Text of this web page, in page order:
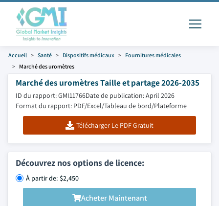
Accueil Santé Dispositifs médicaux
Fournitures médicales
Marché des uromètres
Marché des uromètres Taille et partage 2026-2035
ID du rapport: GMI11766Date de publication: April 2026
Format du rapport: PDF/Excel/Tableau de bord/Plateforme
Télécharger Le PDF Gratuit
Découvrez nos options de licence:
À partir de: $2,450
Acheter Maintenant